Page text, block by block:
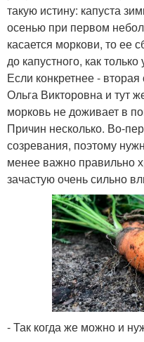
такую истину: капуста
осенью при первом
касается моркови, то ее
до капустного, как
Если конкретнее -
Ольга Викторовна и тут
морковь не доживает в
Причин несколько. Во-
созревания, поэтому
менее важно правильно
зачастую очень сильно
- Так когда же можно и